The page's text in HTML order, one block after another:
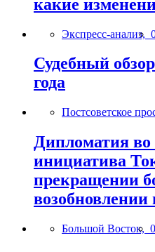
какие
Экспресс-анализ,
Судебный
года
Постсоветское
Дипломатия
инициатива
прекращении
возобновлении
Большой Восток,